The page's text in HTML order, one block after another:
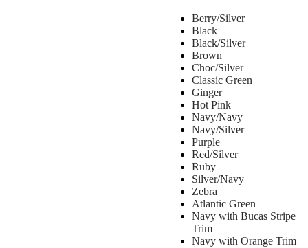
Berry/Silver
​Black
Black/Silver
​Brown
Choc/Silver
​Classic Green
Ginger
​Hot Pink
Navy/Navy
​Navy/Silver
Purple
​Red/Silver
Ruby
​Silver/Navy
Zebra
​Atlantic Green
Navy with Bucas Stripe
Trim
​Navy with Orange Trim